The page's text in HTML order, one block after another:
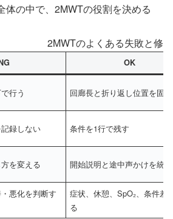
体の中で、2MWTの役割を決める
2MWTのよくある失敗と修
OK
行う 回廊長と折り返し位置を固
録しない 条件を1行で残す
を変える 開始説明と途中声かけを統
悪化を判断す
症状、休憩、SpO₂、条件差
る